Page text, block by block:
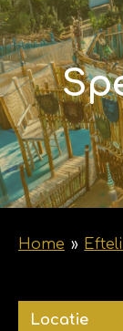
Home »
Locatie